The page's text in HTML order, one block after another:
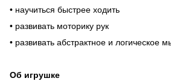
• научиться быстрее ходить
• развивать моторику рук
• развивать абстрактное и логическое
Об игрушке